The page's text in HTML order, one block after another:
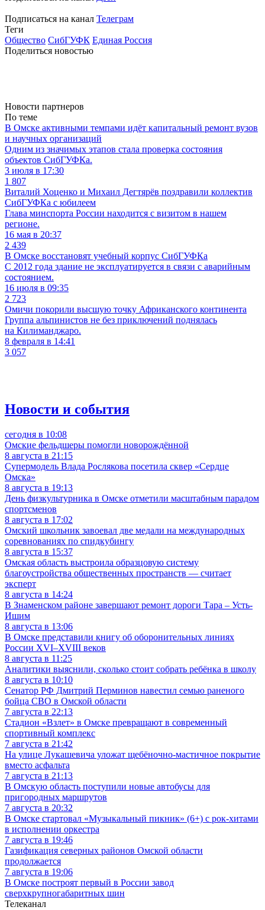
Подписаться на канал Телеграм
Теги
Общество СибГУФК Единая Россия
Поделиться новостью
Новости партнеров
По теме
В Омске активными темпами идёт капитальный ремонт вузов
и научных организаций
Одним из значимых этапов стала проверка состояния
объектов СибГУФКа.
3 июля в 17:30
1 807
Виталий Хоценко и Михаил Дегтярёв поздравили коллектив
СибГУФКа с юбилеем
Глава минспорта России находится с визитом в нашем
регионе.
16 мая в 20:37
2 439
В Омске восстановят учебный корпус СибГУФКа
С 2012 года здание не эксплуатируется в связи с аварийным
состоянием.
16 июля в 09:35
2 723
Омичи покорили высшую точку Африканского континента
Группа альпинистов не без приключений поднялась
на Килиманджаро.
8 февраля в 14:41
3 057
Новости и события
сегодня в 10:08
Омские фельдшеры помогли новорождённой
8 августа в 21:15
Супермодель Влада Рослякова посетила сквер «Сердце
Омска»
8 августа в 19:13
День физкультурника в Омске отметили масштабным парадом
спортсменов
8 августа в 17:02
Омский школьник завоевал две медали на международных
соревнованиях по спидкубингу
8 августа в 15:37
Омская область выстроила образцовую систему
благоустройства общественных пространств — считает
эксперт
8 августа в 14:24
В Знаменском районе завершают ремонт дороги Тара – Усть-
Ишим
8 августа в 13:06
В Омске представили книгу об оборонительных линиях
России XVI–XVIII веков
8 августа в 11:25
Аналитики выяснили, сколько стоит собрать ребёнка в школу
8 августа в 10:10
Сенатор РФ Дмитрий Перминов навестил семью раненого
бойца СВО в Омской области
7 августа в 22:13
Стадион «Взлет» в Омске превращают в современный
спортивный комплекс
7 августа в 21:42
На улице Лукашевича уложат щебёночно-мастичное покрытие
вместо асфальта
7 августа в 21:13
В Омскую область поступили новые автобусы для
пригородных маршрутов
7 августа в 20:32
В Омске стартовал «Музыкальный пикник» (6+) с рок-хитами
в исполнении оркестра
7 августа в 19:46
Газификация северных районов Омской области
продолжается
7 августа в 19:06
В Омске построят первый в России завод
сверхкрупногабаритных шин
Телеканал